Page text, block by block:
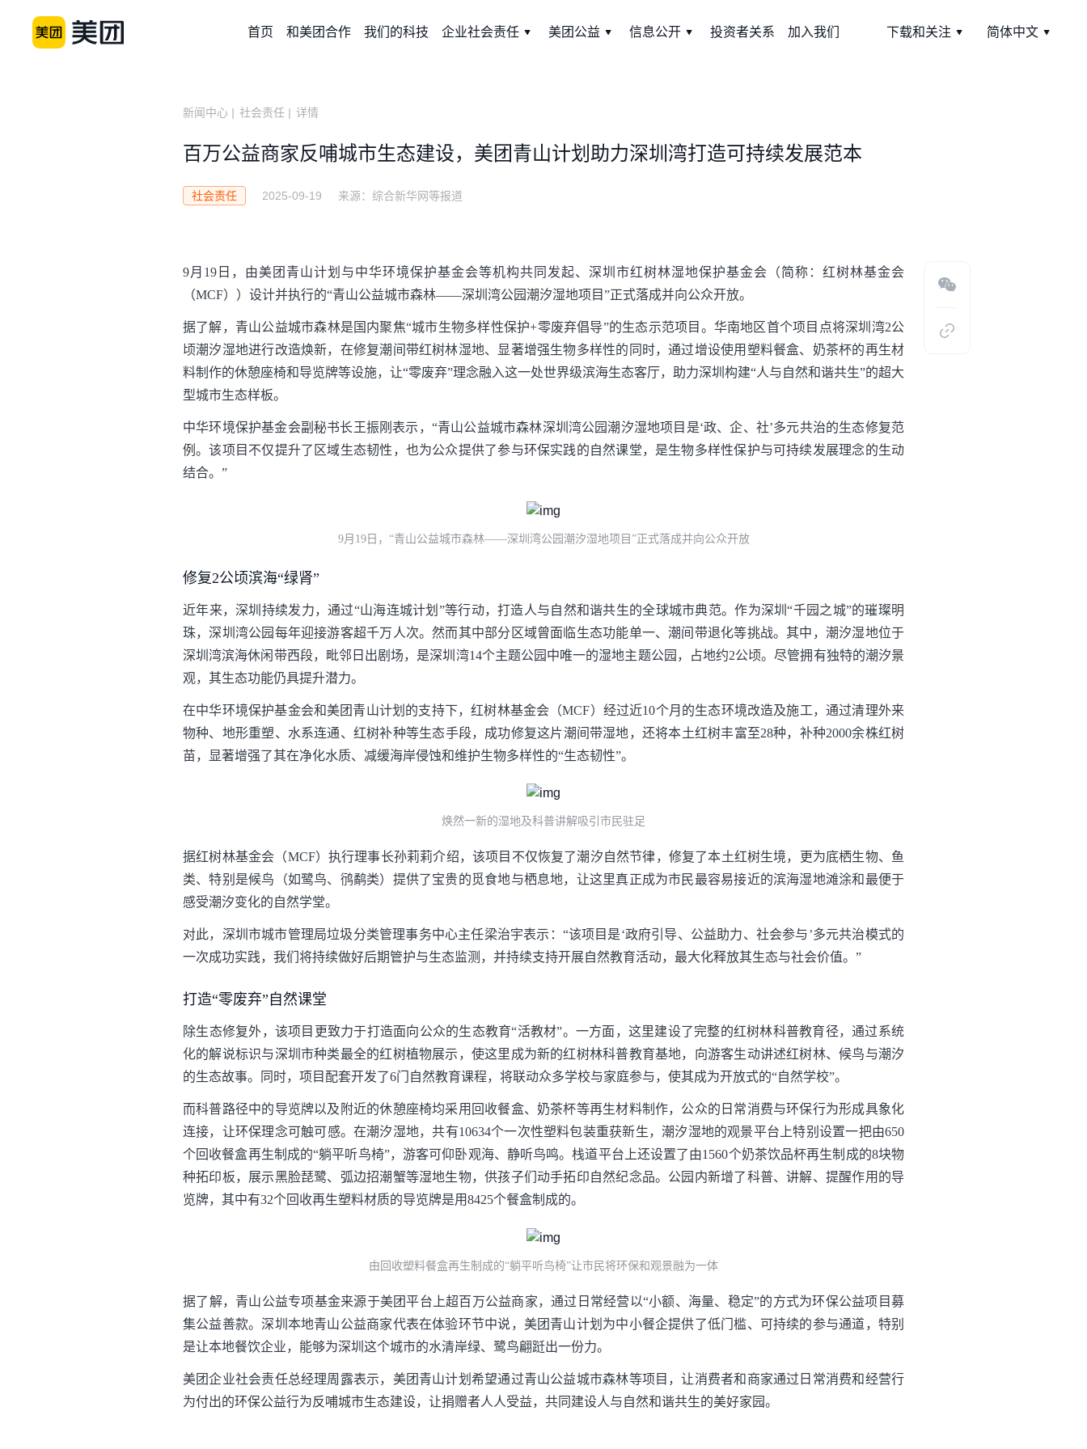
首页 和美团合作 我们的科技 企业社会责任 美团公益 信息公开 投资者关系 加入我们 下载和关注 简体中文
新闻中心 | 社会责任 | 详情
百万公益商家反哺城市生态建设，美团青山计划助力深圳湾打造可持续发展范本
社会责任 2025-09-19 来源：综合新华网等报道
9月19日，由美团青山计划与中华环境保护基金会等机构共同发起、深圳市红树林湿地保护基金会（简称：红树林基金会
（MCF））设计并执行的“青山公益城市森林——深圳湾公园潮汐湿地项目”正式落成并向公众开放。
据了解，青山公益城市森林是国内聚焦“城市生物多样性保护+零废弃倡导”的生态示范项目。华南地区首个项目点将深圳湾2公
顷潮汐湿地进行改造焕新，在修复潮间带红树林湿地、显著增强生物多样性的同时，通过增设使用塑料餐盒、奶茶杯的再生材
料制作的休憩座椅和导览牌等设施，让“零废弃”理念融入这一处世界级滨海生态客厅，助力深圳构建“人与自然和谐共生”的超大
型城市生态样板。
中华环境保护基金会副秘书长王振刚表示，“青山公益城市森林深圳湾公园潮汐湿地项目是‘政、企、社’多元共治的生态修复范
例。该项目不仅提升了区域生态韧性，也为公众提供了参与环保实践的自然课堂，是生物多样性保护与可持续发展理念的生动
结合。”
9月19日，“青山公益城市森林——深圳湾公园潮汐湿地项目”正式落成并向公众开放
修复2公顷滨海“绿肾”
近年来，深圳持续发力，通过“山海连城计划”等行动，打造人与自然和谐共生的全球城市典范。作为深圳“千园之城”的璀璨明
珠，深圳湾公园每年迎接游客超千万人次。然而其中部分区域曾面临生态功能单一、潮间带退化等挑战。其中，潮汐湿地位于
深圳湾滨海休闲带西段，毗邻日出剧场，是深圳湾14个主题公园中唯一的湿地主题公园，占地约2公顷。尽管拥有独特的潮汐景
观，其生态功能仍具提升潜力。
在中华环境保护基金会和美团青山计划的支持下，红树林基金会（MCF）经过近10个月的生态环境改造及施工，通过清理外来
物种、地形重塑、水系连通、红树补种等生态手段，成功修复这片潮间带湿地，还将本土红树丰富至28种，补种2000余株红树
苗，显著增强了其在净化水质、减缓海岸侵蚀和维护生物多样性的“生态韧性”。
焕然一新的湿地及科普讲解吸引市民驻足
据红树林基金会（MCF）执行理事长孙莉莉介绍，该项目不仅恢复了潮汐自然节律，修复了本土红树生境，更为底栖生物、鱼
类、特别是候鸟（如鹭鸟、鸻鹬类）提供了宝贵的觅食地与栖息地，让这里真正成为市民最容易接近的滨海湿地滩涂和最便于
感受潮汐变化的自然学堂。
对此，深圳市城市管理局垃圾分类管理事务中心主任梁治宇表示：“该项目是‘政府引导、公益助力、社会参与’多元共治模式的
一次成功实践，我们将持续做好后期管护与生态监测，并持续支持开展自然教育活动，最大化释放其生态与社会价值。”
打造“零废弃”自然课堂
除生态修复外，该项目更致力于打造面向公众的生态教育“活教材”。一方面，这里建设了完整的红树林科普教育径，通过系统
化的解说标识与深圳市种类最全的红树植物展示，使这里成为新的红树林科普教育基地，向游客生动讲述红树林、候鸟与潮汐
的生态故事。同时，项目配套开发了6门自然教育课程，将联动众多学校与家庭参与，使其成为开放式的“自然学校”。
而科普路径中的导览牌以及附近的休憩座椅均采用回收餐盒、奶茶杯等再生材料制作，公众的日常消费与环保行为形成具象化
连接，让环保理念可触可感。在潮汐湿地，共有10634个一次性塑料包装重获新生，潮汐湿地的观景平台上特别设置一把由650
个回收餐盒再生制成的“躺平听鸟椅”，游客可仰卧观海、静听鸟鸣。栈道平台上还设置了由1560个奶茶饮品杯再生制成的8块物
种拓印板，展示黑脸琵鹭、弧边招潮蟹等湿地生物，供孩子们动手拓印自然纪念品。公园内新增了科普、讲解、提醒作用的导
览牌，其中有32个回收再生塑料材质的导览牌是用8425个餐盒制成的。
由回收塑料餐盒再生制成的“躺平听鸟椅”让市民将环保和观景融为一体
据了解，青山公益专项基金来源于美团平台上超百万公益商家，通过日常经营以“小额、海量、稳定”的方式为环保公益项目募
集公益善款。深圳本地青山公益商家代表在体验环节中说，美团青山计划为中小餐企提供了低门槛、可持续的参与通道，特别
是让本地餐饮企业，能够为深圳这个城市的水清岸绿、鹭鸟翩跹出一份力。
美团企业社会责任总经理周露表示，美团青山计划希望通过青山公益城市森林等项目，让消费者和商家通过日常消费和经营行
为付出的环保公益行为反哺城市生态建设，让捐赠者人人受益，共同建设人与自然和谐共生的美好家园。